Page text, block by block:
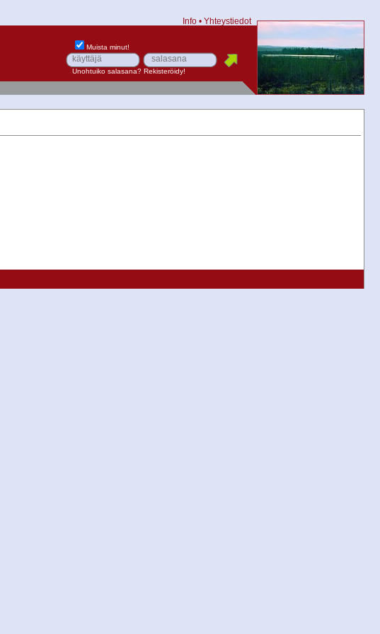
Info • Yhteystiedot
Muista minut!
Unohtuiko salasana? Rekisteröidy!